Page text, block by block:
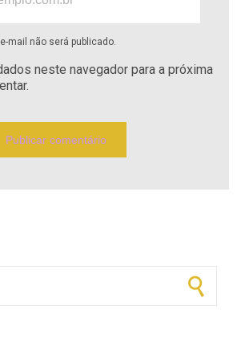
mail não será publicado.
neste navegador para a próxima